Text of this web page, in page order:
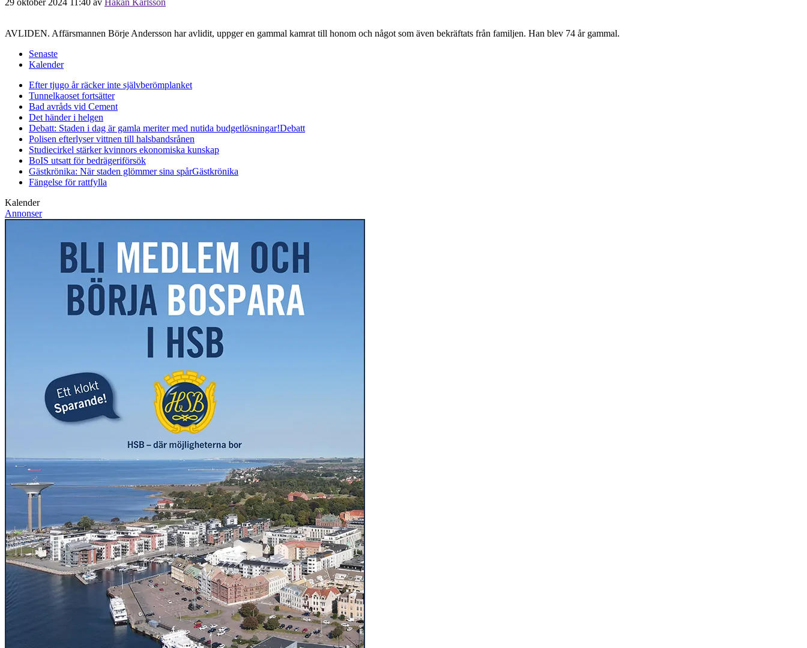
AVLIDEN. Affärsmannen Börje Andersson har avlidit, uppger en gammal kamrat till honom och något som även bekräftats från familjen. Han blev 74 år gammal.
Senaste
Kalender
Efter tjugo år räcker inte självberömplanket
Tunnelkaoset fortsätter
Bad avråds vid Cement
Det händer i helgen
Debatt: Staden i dag är gamla meriter med nutida budgetlösningar!Debatt
Polisen efterlyser vittnen till halsbandsrånen
Studiecirkel stärker kvinnors ekonomiska kunskap
BoIS utsatt för bedrägeriförsök
Gästkrönika: När staden glömmer sina spårGästkrönika
Fängelse för rattfylla
Kalender
Annonser